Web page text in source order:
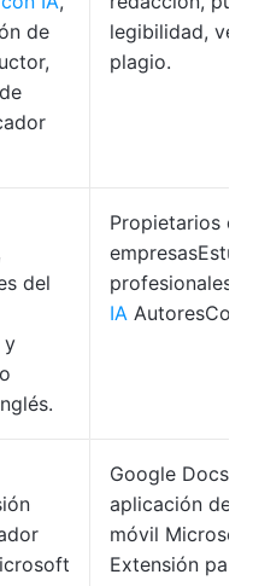
de
legibilidad,
plagio.
del
y
Propietarios
profesionales
IA
Google Docs
aplicación de
móvil
Extensión